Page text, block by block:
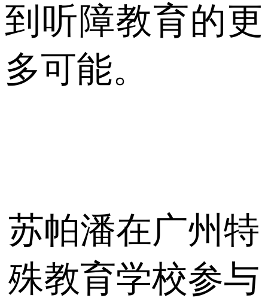
到听障教育的更
多可能。
苏帕潘在广州特
殊教育学校参与